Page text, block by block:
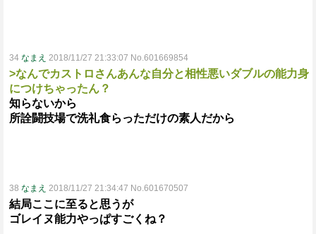
34 なまえ 2018/11/27 21:33:07 No.601669854
>なんでカストロさんあんな自分と相性悪いダブルの能力身
につけちゃったん？
知らないから
所詮闘技場で洗礼食らっただけの素人だから
38 なまえ 2018/11/27 21:34:47 No.601670507
結局ここに至ると思うが
ゴレイヌ能力やっぱすごくね？